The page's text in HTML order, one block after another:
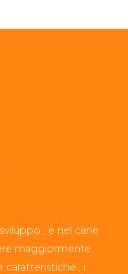
, e nel cane
maggiormente
caratteristiche , i